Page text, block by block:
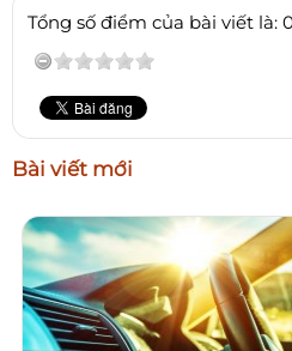
Tổng số điểm của bài viết là:
Bài viết mới